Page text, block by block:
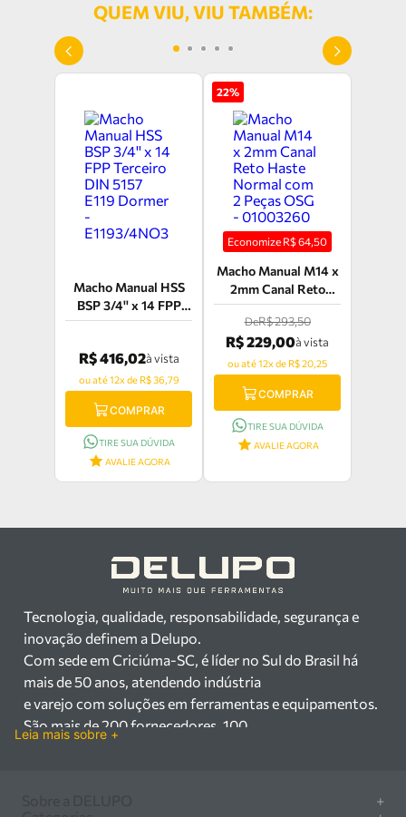
QUEM VIU, VIU TAMBÉM:
Macho Manual HSS
BSP 3/4'' x 14 FPP
Terceiro DIN 5157
E1193/4NO3
R$ 416,02à vista
ou até 12x de R$ 36,79
COMPRAR
TIRE SUA DÚVIDA
AVALIE AGORA
22%
Economize R$64,50
Macho Manual M14 x
2mm Canal Reto
Haste Normal com 2
Peças OSG -
01003260
DeR$ 293,50
R$ 229,00à vista
ou até 12x de R$ 20,25
COMPRAR
TIRE SUA DÚVIDA
AVALIE AGORA
Tecnologia, qualidade, responsabilidade, segurança e
inovação definem a Delupo.
Com sede em Criciúma-SC, é líder no Sul do Brasil há
mais de 50 anos, atendendo indústria
e varejo com soluções em ferramentas e equipamentos.
São mais de 200 fornecedores, 100
Leia mais sobre +
+